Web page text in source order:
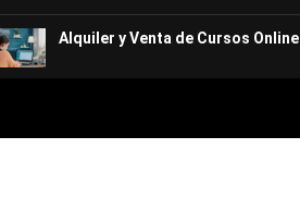
Alquiler y Venta de Cursos Online